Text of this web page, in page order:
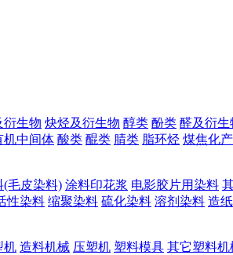
衍生物 炔烃及衍生物 醇类 酚类 醛及衍生
机中间体 酸类 醌类 腈类 脂环烃 煤焦化
(毛皮染料) 涂料印花浆 电影胶片用染料
性染料 缩聚染料 硫化染料 溶剂染料 造
机 造料机械 压塑机 塑料模具 其它塑料机